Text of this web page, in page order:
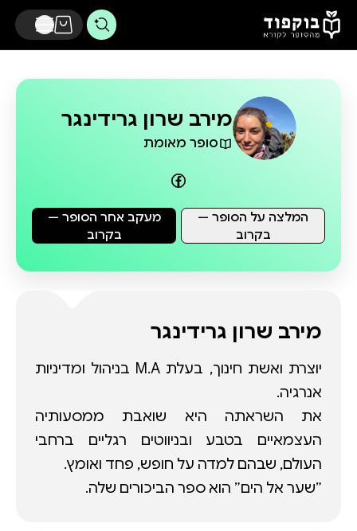
דלג לתוכן הראשי
מירב שרון גרידינגר
סופר מאומת
מעקב אחר הסופר —
בקרוב
המלצה על הסופר —
בקרוב
מירב שרון גרידינגר
יוצרת ואשת חינוך, בעלת M.A בניהול ומדיניות
את השראתה היא שואבת ממסעותיה
העצמאיים בטבע ובניווטים רגליים ברחבי
״שער אל הים״ הוא ספר הביכורים שלה.